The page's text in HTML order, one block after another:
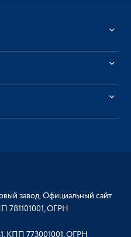
завод. Официальный сайт.
ОГРН